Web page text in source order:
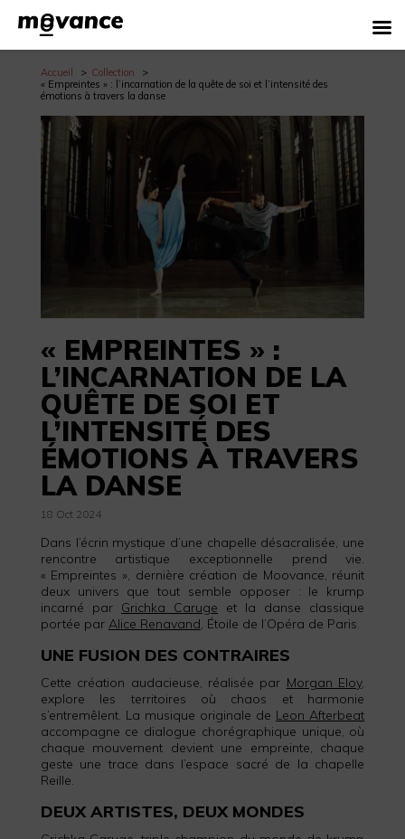
Accueil
Collection
« Empreintes » : l’incarnation de la quête de soi et l’intensité des
émotions à travers la danse
« EMPREINTES » :
L’INCARNATION DE LA
QUÊTE DE SOI ET
L’INTENSITÉ DES
ÉMOTIONS À TRAVERS
LA DANSE
18 Oct 2024
Dans l’écrin mystique d’une chapelle désacralisée, une
rencontre artistique exceptionnelle prend vie.
« Empreintes », dernière création de Moovance, réunit
deux univers que tout semble opposer : le krump
incarné par Grichka Caruge et la danse classique
portée par Alice Renavand, Étoile de l’Opéra de Paris.
UNE FUSION DES CONTRAIRES
Cette création audacieuse, réalisée par Morgan Eloy,
explore les territoires où chaos et harmonie
s’entremêlent. La musique originale de Leon Afterbeat
accompagne ce dialogue chorégraphique unique, où
chaque mouvement devient une empreinte, chaque
geste une trace dans l’espace sacré de la chapelle
Reille.
DEUX ARTISTES, DEUX MONDES